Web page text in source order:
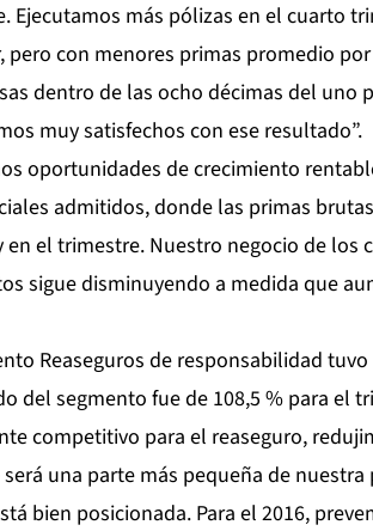
Ejecutamos más pólizas en el cuarto
pero con menores primas promedio
dentro de las ocho décimas del uno
muy satisfechos con ese resultado”.
oportunidades de crecimiento
admitidos, donde las primas
en el trimestre. Nuestro negocio de los
sigue disminuyendo a medida que
Reaseguros de responsabilidad
del segmento fue de 108,5 % para el
competitivo para el reaseguro,
una parte más pequeña de nuestra
bien posicionada. Para el 2016,